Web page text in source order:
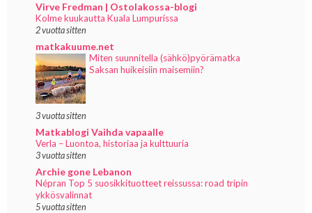
Virve Fredman | Ostolakossa-blogi
Kolme kuukautta Kuala Lumpurissa
2 vuotta sitten
matkakuume.net
Miten suunnitella (sähkö)pyörämatka
Saksan huikeisiin maisemiin?
3 vuotta sitten
Matkablogi Vaihda vapaalle
Verla – Luontoa, historiaa ja kulttuuria
3 vuotta sitten
Archie gone Lebanon
Népran Top 5 suosikkituotteet reissussa: road tripin
ykkösvalinnat
5 vuotta sitten